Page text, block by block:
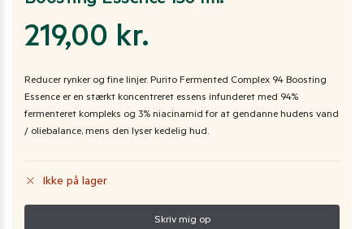
219,00 kr.
Reducer rynker og fine linjer. Purito Fermented Complex 94 Boosting
Essence er en stærkt koncentreret essens infunderet med 94%
fermenteret kompleks og 3% niacinamid for at gendanne hudens vand
/ oliebalance, mens den lyser kedelig hud.
Ikke på lager